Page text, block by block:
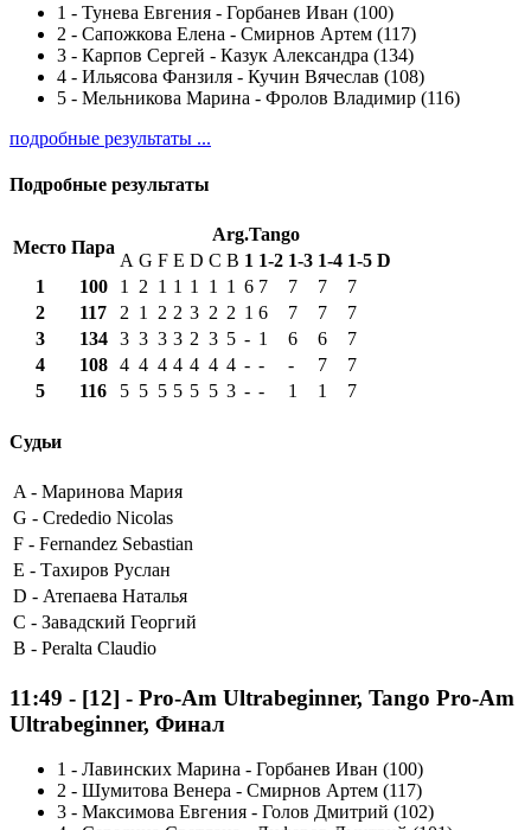
1 - Тунева Евгения - Горбанев Иван (100)
2 - Сапожкова Елена - Смирнов Артем (117)
3 - Карпов Сергей - Казук Александра (134)
4 - Ильясова Фанзиля - Кучин Вячеслав (108)
5 - Мельникова Марина - Фролов Владимир (116)
подробные результаты ...
Подробные результаты
Место Пара
Arg.Tango
A G F E D C B 1 1-2 1-3 1-4 1-5 D
1
100 1 2 1 1 1 1 1 6 7 7 7
7
2
117 2 1 2 2 3 2 2 1 6 7 7
7
3
134 3 3 3 3 2 3 5 - 1 6 6
7
4
108 4 4 4 4 4 4 4 - - - 7
7
5
116 5 5 5 5 5 5 3 - - 1 1 7
Судьи
A - Маринова Мария
G - Crededio Nicolas
F - Fernandez Sebastian
E - Тахиров Руслан
D - Атепаева Наталья
C - Завадский Георгий
B - Peralta Claudio
11:49 - [12] - Pro-Am Ultrabeginner, Tango Pro-Am
Ultrabeginner, Финал
1 - Лавинских Марина - Горбанев Иван (100)
2 - Шумитова Венера - Смирнов Артем (117)
3 - Максимова Евгения - Голов Дмитрий (102)